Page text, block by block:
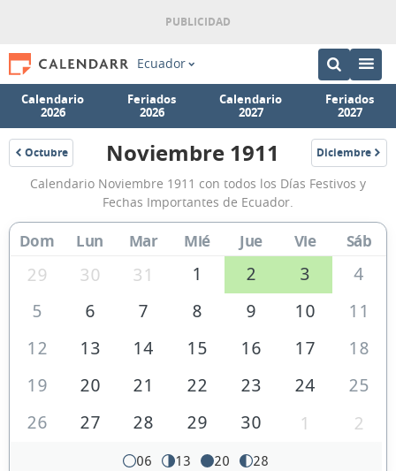
Ecuador
Calendario
2026
Feriados
2026
Calendario
2027
Feriados
2027
Octubre
1911
Calendario
Noviembre
1911
de
Ecuador
Noviembre 1911 Diciembre
1911
Calendario Noviembre 1911 con todos los Días Festivos y
Fechas Importantes de Ecuador.
Dom Lun Mar Mié Jue Vie Sáb
29 30 31 1 2 3
4
5
6 7 8 9 10
11
12
13 14 15 16 17
18
19
20 21 22 23 24
25
26
27 28 29 30 1 2
06 13 20 28